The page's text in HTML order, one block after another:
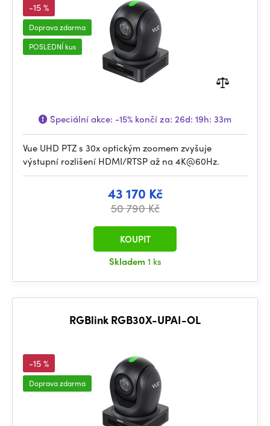
-15 %
Doprava zdarma
POSLEDNÍ kus
Speciální akce: -15% končí za: 26d: 19h: 33m
Vue UHD PTZ s 30x optickým zoomem zvyšuje
výstupní rozlišení HDMI/RTSP až na 4K@60Hz.
43 170 Kč
50 790 Kč
Skladem1 ks
KOUPIT
RGBlink RGB30X-UPAI-OL
-15 %
Doprava zdarma